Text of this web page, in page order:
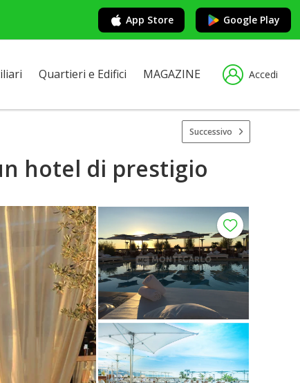
App Store Google Play
Quartieri e Edifici MAGAZINE Accedi
Successivo
hotel di prestigio